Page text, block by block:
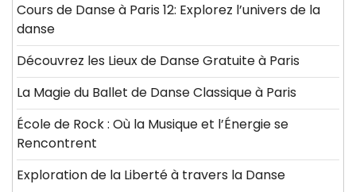
Cours de Danse à Paris 12: Explorez l’univers de la
danse
Découvrez les Lieux de Danse Gratuite à Paris
La Magie du Ballet de Danse Classique à Paris
École de Rock : Où la Musique et l’Énergie se
Rencontrent
Exploration de la Liberté à travers la Danse